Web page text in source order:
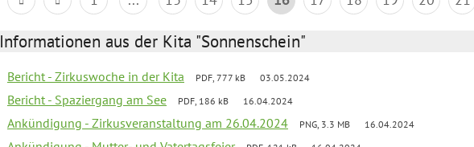
Informationen aus der Kita "Sonnenschein"
Bericht - Zirkuswoche in der Kita PDF, 777 kB 03.05.2024
Bericht - Spaziergang am See PDF, 186 kB 16.04.2024
Ankündigung - Zirkusveranstaltung am 26.04.2024 PNG, 3.3 MB 16.04.2024